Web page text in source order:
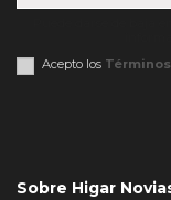
Acepto los
Sobre Higar